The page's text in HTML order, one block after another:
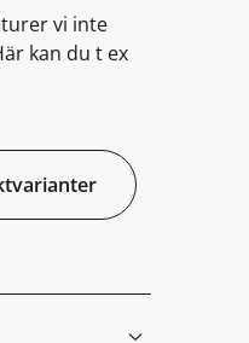
vi inte
kan du t ex